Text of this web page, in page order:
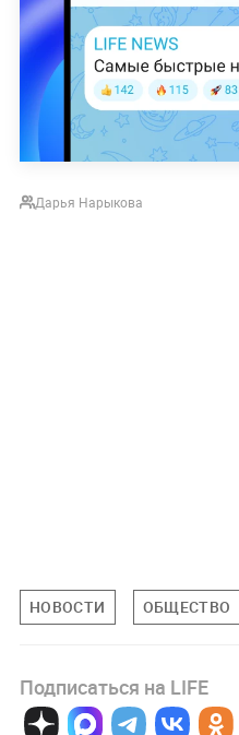
Дарья Нарыкова
НОВОСТИ ОБЩЕСТВО
Подписаться на LIFE